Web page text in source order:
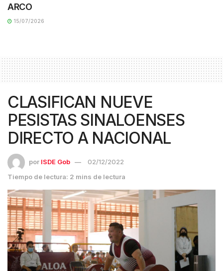
ARCO
15/07/2026
CLASIFICAN NUEVE
PESISTAS SINALOENSES
DIRECTO A NACIONAL
por ISDE Gob
02/12/2022
Tiempo de lectura: 2 mins de lectura